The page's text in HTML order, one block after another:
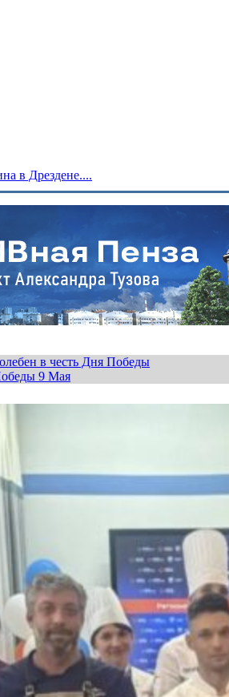
в Дрездене....
в честь Дня Победы
9 Мая